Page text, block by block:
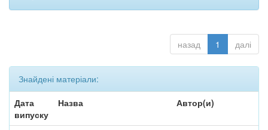
назад 1 далі
Знайдені матеріали:
Дата
випуску
Назва Автор(и)